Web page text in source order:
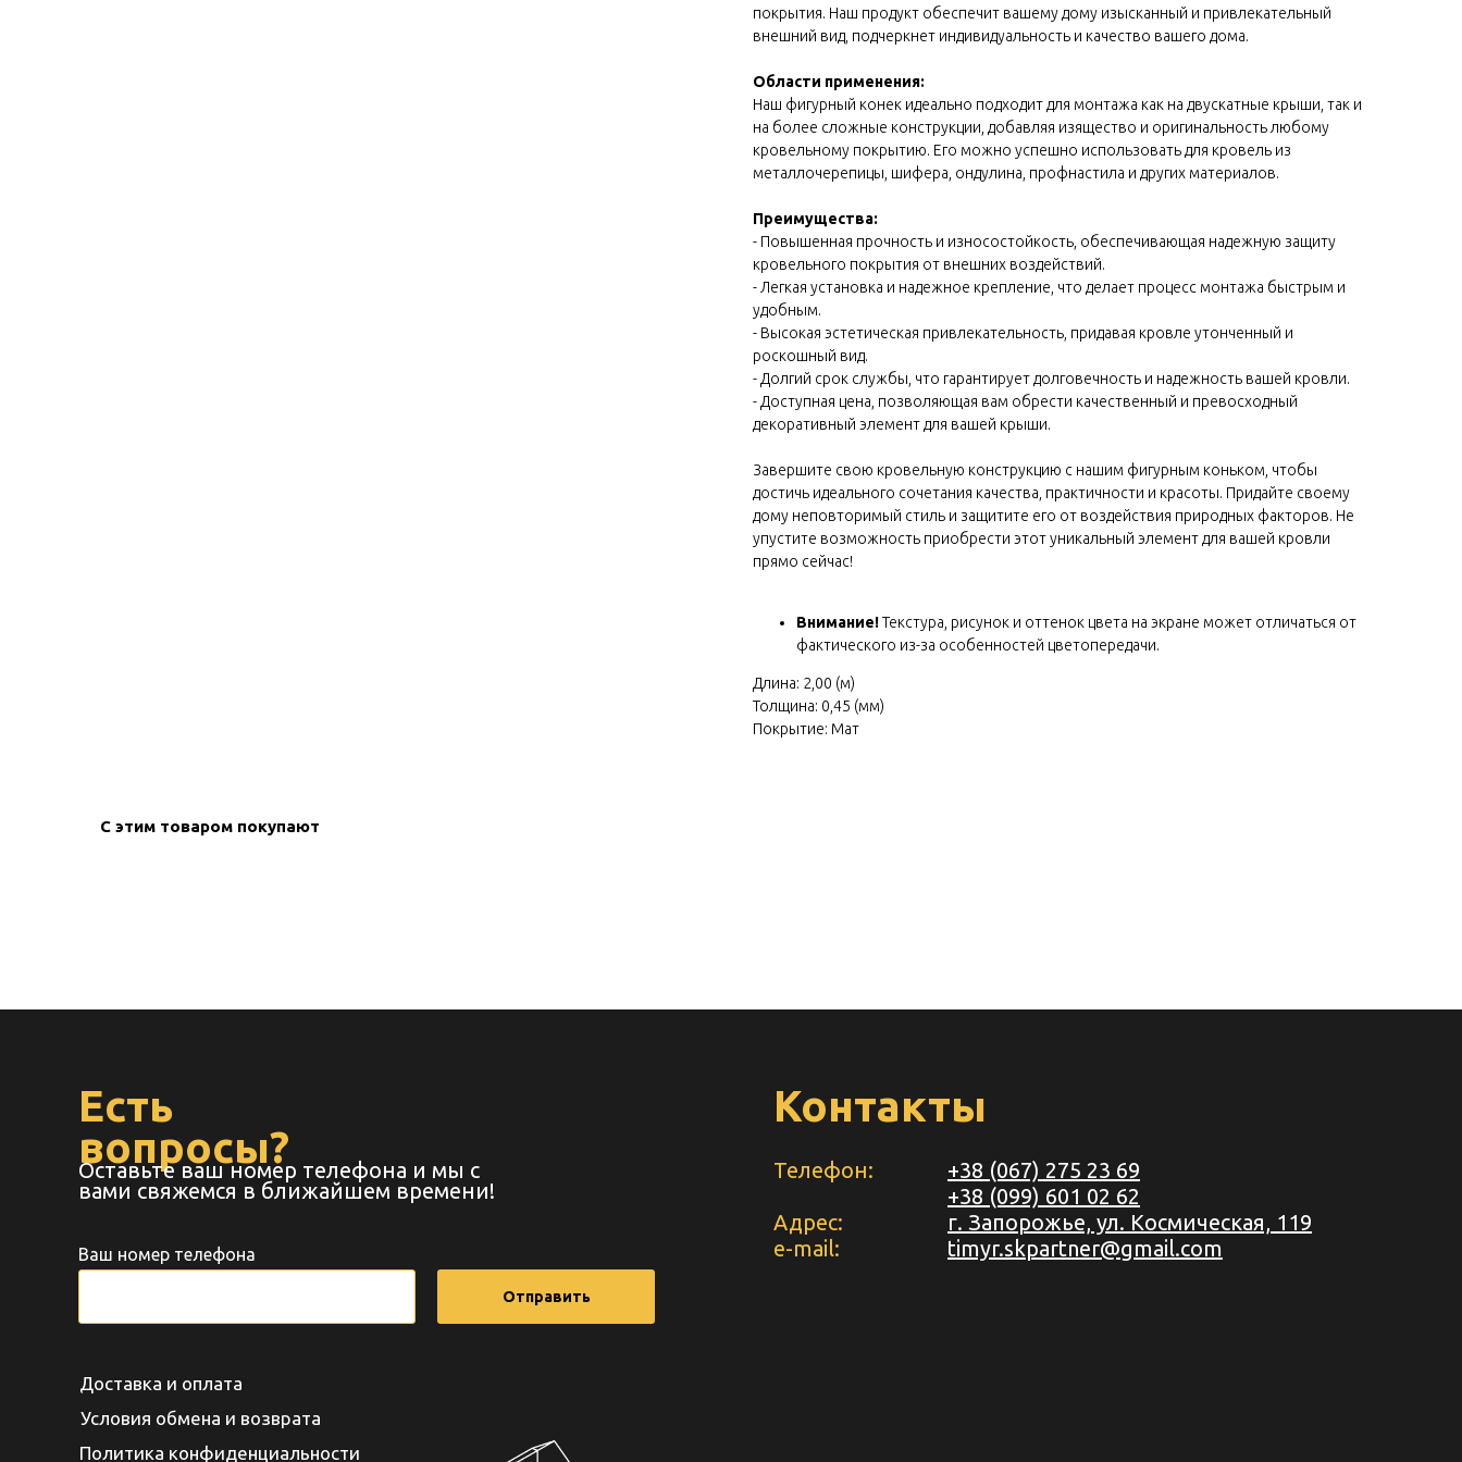
Zero block
покрытия. Наш продукт обеспечит вашему дому изысканный и привлекательный
внешний вид, подчеркнет индивидуальность и качество вашего дома.
Области применения:
Наш фигурный конек идеально подходит для монтажа как на двускатные крыши, так и
на более сложные конструкции, добавляя изящество и оригинальность любому
кровельному покрытию. Его можно успешно использовать для кровель из
металлочерепицы, шифера, ондулина, профнастила и других материалов.
Преимущества:
- Повышенная прочность и износостойкость, обеспечивающая надежную защиту
кровельного покрытия от внешних воздействий.
- Легкая установка и надежное крепление, что делает процесс монтажа быстрым и
удобным.
- Высокая эстетическая привлекательность, придавая кровле утонченный и
роскошный вид.
- Долгий срок службы, что гарантирует долговечность и надежность вашей кровли.
- Доступная цена, позволяющая вам обрести качественный и превосходный
декоративный элемент для вашей крыши.
Завершите свою кровельную конструкцию с нашим фигурным коньком, чтобы
достичь идеального сочетания качества, практичности и красоты. Придайте своему
дому неповторимый стиль и защитите его от воздействия природных факторов. Не
упустите возможность приобрести этот уникальный элемент для вашей кровли
прямо сейчас!
Внимание!Текстура, рисунок и оттенок цвета на экране может отличаться от
фактического из-за особенностей цветопередачи.
Длина: 2,00 (м)
Толщина: 0,45 (мм)
Покрытие: Мат
С этим товаром покупают
Контакты
Телефон:
Адрес:
+38 (067) 275 23 69
г. Запорожье, ул. Космическая, 119
Ваш номер телефона
Отправить
Есть
вопросы?
Оставьте ваш номер телефона и мы с
вами свяжемся в ближайшем времени!
Доставка и оплата
Условия обмена и возврата
Политика конфиденциальности
+38 (099) 601 02 62
e-mail: timyr.skpartner@gmail.com